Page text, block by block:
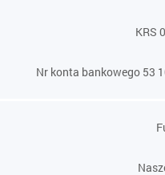
KRS
Nr konta bankowego 53